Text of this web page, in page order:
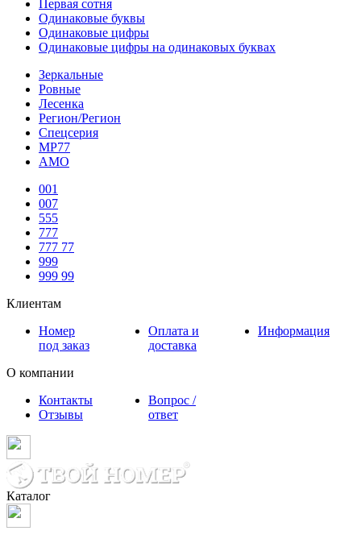
Первая сотня
Одинаковые буквы
Одинаковые цифры
Одинаковые цифры на одинаковых буквах
Зеркальные
Ровные
Лесенка
Регион/Регион
Спецсерия
МР77
АМО
001
007
555
777
777 77
999
999 99
Клиентам
Номер
под заказ
Оплата и
доставка
Информация
О компании
Контакты
Отзывы
Вопрос /
ответ
Каталог